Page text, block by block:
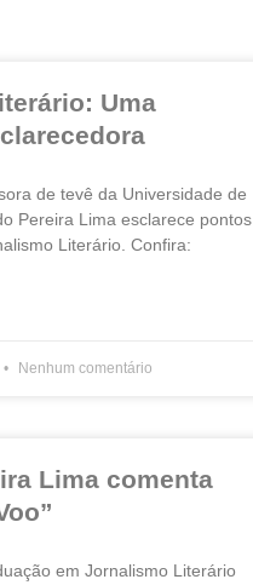
Uma
de tevê da Universidade de
Pereira Lima esclarece pontos
Literário. Confira:
Nenhum comentário
Lima comenta
em Jornalismo Literário